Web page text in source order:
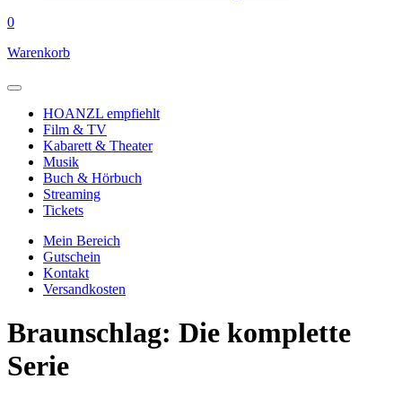
0
Warenkorb
HOANZL empfiehlt
Film & TV
Kabarett & Theater
Musik
Buch & Hörbuch
Streaming
Tickets
Mein Bereich
Gutschein
Kontakt
Versandkosten
Braunschlag: Die komplette
Serie